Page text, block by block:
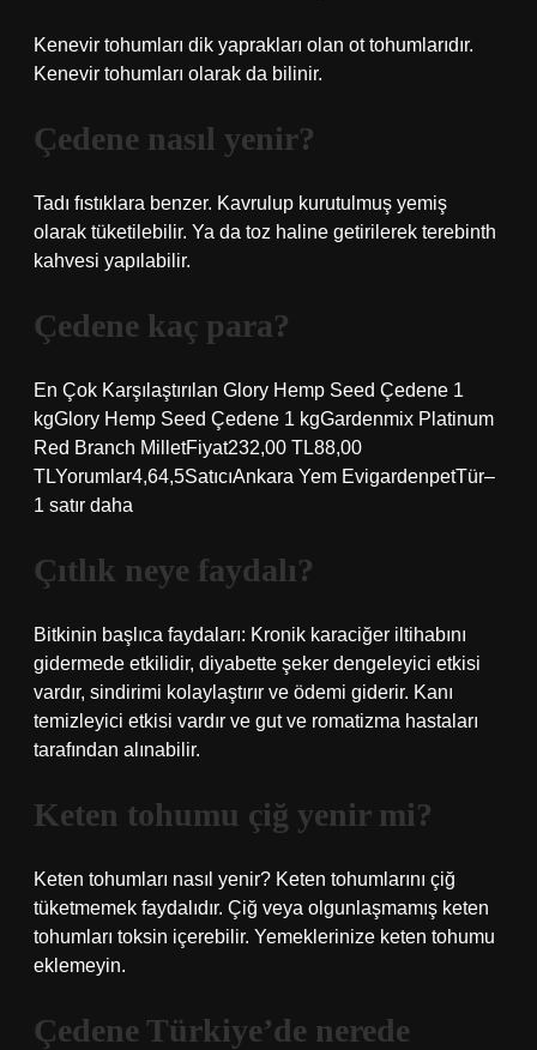
Kenevir tohumları dik yaprakları olan ot tohumlarıdır.
Kenevir tohumları olarak da bilinir.
Çedene nasıl yenir?
Tadı fıstıklara benzer. Kavrulup kurutulmuş yemiş
olarak tüketilebilir. Ya da toz haline getirilerek terebinth
kahvesi yapılabilir.
Çedene kaç para?
En Çok Karşılaştırılan Glory Hemp Seed Çedene 1
kgGlory Hemp Seed Çedene 1 kgGardenmix Platinum
Red Branch MilletFiyat232,00 TL88,00
TLYorumlar4,64,5SatıcıAnkara Yem EvigardenpetTür–
1 satır daha
Çıtlık neye faydalı?
Bitkinin başlıca faydaları: Kronik karaciğer iltihabını
gidermede etkilidir, diyabette şeker dengeleyici etkisi
vardır, sindirimi kolaylaştırır ve ödemi giderir. Kanı
temizleyici etkisi vardır ve gut ve romatizma hastaları
tarafından alınabilir.
Keten tohumu çiğ yenir mi?
Keten tohumları nasıl yenir? Keten tohumlarını çiğ
tüketmemek faydalıdır. Çiğ veya olgunlaşmamış keten
tohumları toksin içerebilir. Yemeklerinize keten tohumu
eklemeyin.
Çedene Türkiye’de nerede